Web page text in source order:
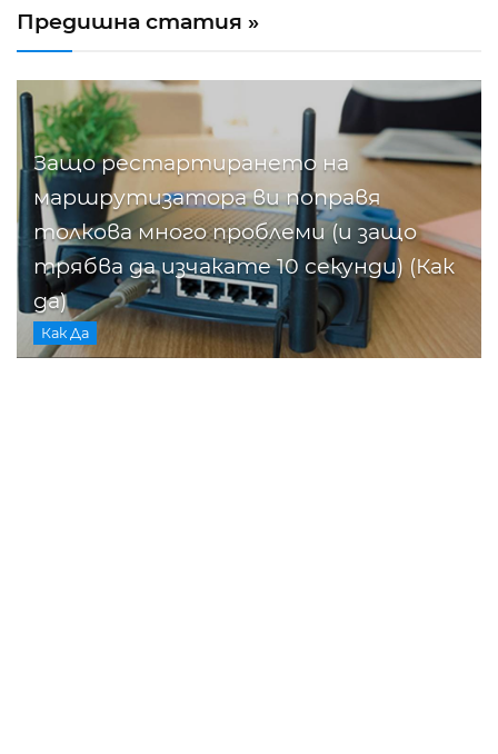
Предишна статия »
Защо рестартирането на
маршрутизатора ви поправя
толкова много проблеми (и защо
трябва да изчакате 10 секунди) (Как
да)
Как Да